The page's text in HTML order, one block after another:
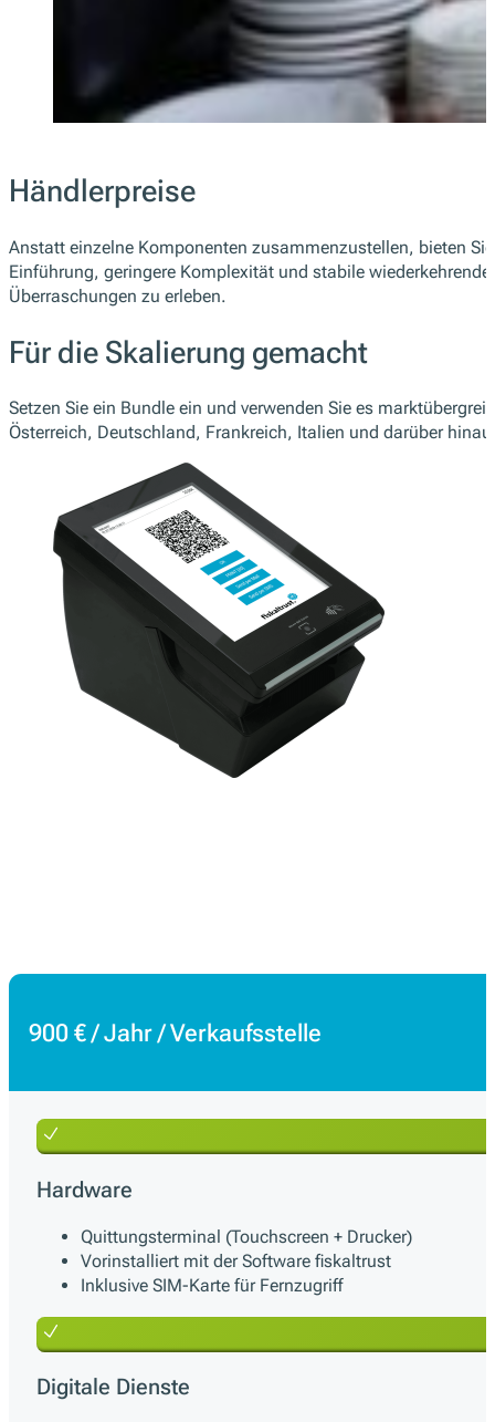
Händlerpreise
Anstatt einzelne Komponenten zusammenzustellen, bieten
Einführung, geringere Komplexität und stabile
Überraschungen zu erleben.
Für die Skalierung gemacht
Setzen Sie ein Bundle ein und verwenden Sie es
Österreich, Deutschland, Frankreich, Italien und darüber
900 € / Jahr / Verkaufsstelle
Hardware
Quittungsterminal (Touchscreen + Drucker)
Vorinstalliert mit der Software fiskaltrust
Inklusive SIM-Karte für Fernzugriff
Digitale Dienste